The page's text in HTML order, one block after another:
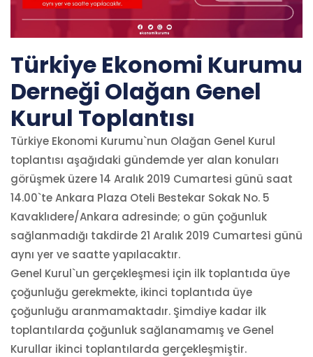
Türkiye Ekonomi Kurumu
Derneği Olağan Genel
Kurul Toplantısı
Türkiye Ekonomi Kurumu`nun Olağan Genel Kurul
toplantısı aşağıdaki gündemde yer alan konuları
görüşmek üzere 14 Aralık 2019 Cumartesi günü saat
14.00`te Ankara Plaza Oteli Bestekar Sokak No. 5
Kavaklıdere/Ankara adresinde; o gün çoğunluk
sağlanmadığı takdirde 21 Aralık 2019 Cumartesi günü
aynı yer ve saatte yapılacaktır.
Genel Kurul`un gerçekleşmesi için ilk toplantıda üye
çoğunluğu gerekmekte, ikinci toplantıda üye
çoğunluğu aranmamaktadır. Şimdiye kadar ilk
toplantılarda çoğunluk sağlanamamış ve Genel
Kurullar ikinci toplantılarda gerçekleşmiştir.